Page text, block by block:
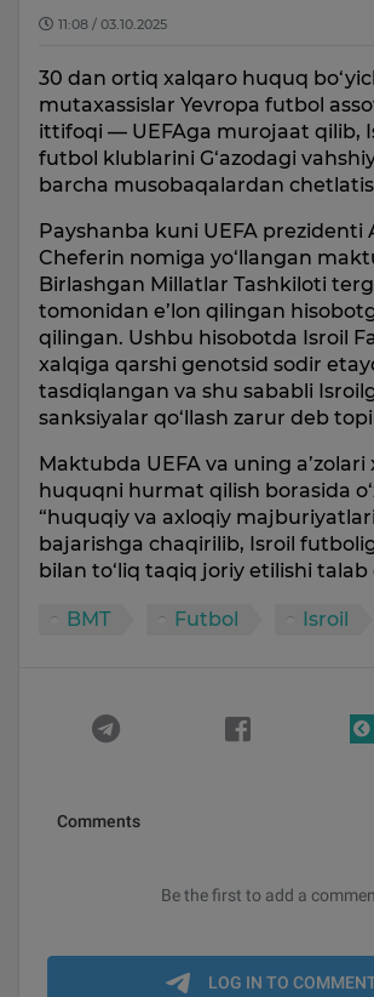
11:08 / 03.10.2025
30 dan ortiq xalqaro huquq
mutaxassislar Yevropa futbol
ittifoqi — UEFAga murojaat qilib,
futbol klublarini G‘azodagi
barcha musobaqalardan
Payshanba kuni UEFA prezidenti
Cheferin nomiga yo‘llangan
Birlashgan Millatlar Tashkiloti
tomonidan e’lon qilingan
qilingan. Ushbu hisobotda Isroil
xalqiga qarshi genotsid sodir
tasdiqlangan va shu sababli
sanksiyalar qo‘llash zarur deb
Maktubda UEFA va uning a’zolari
huquqni hurmat qilish borasida
“huquqiy va axloqiy
bajarishga chaqirilib, Isroil
bilan to‘liq taqiq joriy etilishi talab
BMT Futbol Isroil